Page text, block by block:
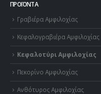
ΠΡΟΪΌΝΤΑ
Γραβιέρα Αμφιλοχίας
Κεφαλογραβιέρα Αμφιλοχίας
Κεφαλοτύρι Αμφιλοχίας
Πεκορίνο Αμφιλοχίας
Ανθότυρος Αμφιλοχίας